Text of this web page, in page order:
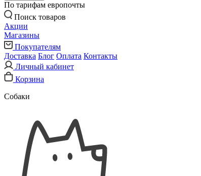
По тарифам европочты
Поиск товаров
Акции
Магазины
Покупателям
Доставка Блог Оплата Контакты
Личный кабинет
Корзина
Собаки